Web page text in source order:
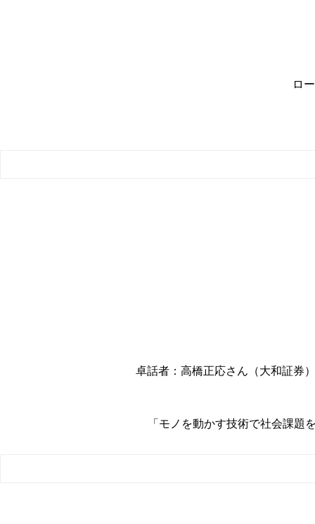
ロ
卓話者：高橋正応さん（大和証券
「モノを動かす技術で社会課